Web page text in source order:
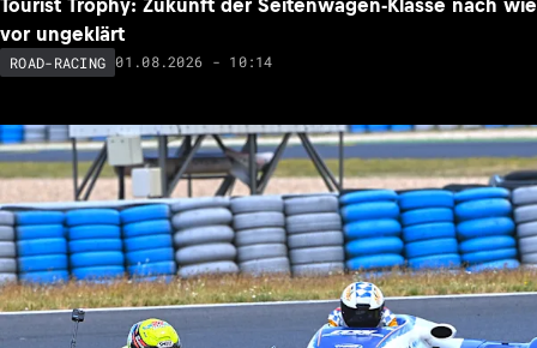
Tourist Trophy: Zukunft der Seitenwagen-Klasse nach wie
vor ungeklärt
ROAD-RACING 01.08.2026 - 10:14